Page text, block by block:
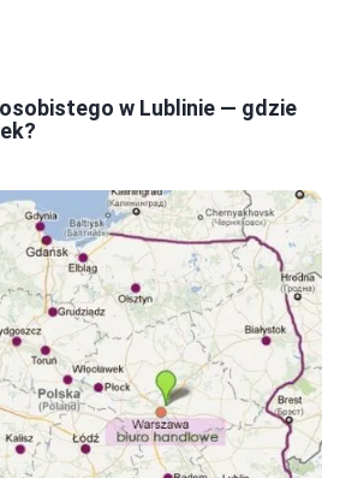
w Lublinie — gdzie